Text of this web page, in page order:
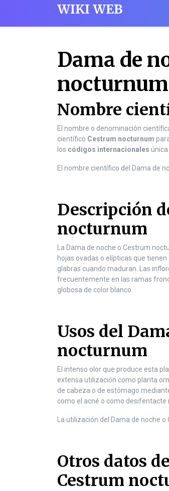
i
WIKI WEB
Dama de
nocturnum
Nombre
El nombre o denominación
científico Cestrum nocturnum
los códigos internacionales única
El nombre científico del Dama de
Descripción
nocturnum
La Dama de noche o Cestrum
hojas ovadas o elípticas que
glabras cuando maduran. Las
frecuentemente en las ramas
globosa de color blanco.
Usos del
nocturnum
El intenso olor que produce esta
extensa utilización como planta
de cabeza o de estómago
como el acné o como desifentacte
La utilización del Dama de noche
Otros datos
Cestrum